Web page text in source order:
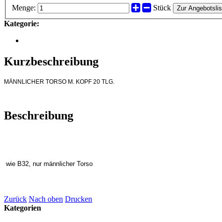
Menge: Stück Zur
Kategorie:
Kurzbeschreibung
MÄNNLICHER TORSO M. KOPF 20 TLG.
Beschreibung
wie B32, nur männlicher Torso
Zurück Nach oben Drucken
Kategorien